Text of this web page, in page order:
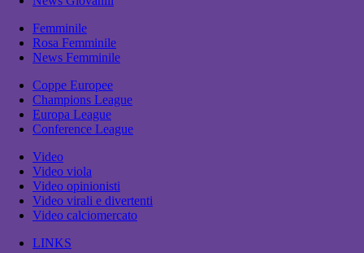
Femminile
Rosa Femminile
News Femminile
Coppe Europee
Champions League
Europa League
Conference League
Video
Video viola
Video opinionisti
Video virali e divertenti
Video calciomercato
LINKS